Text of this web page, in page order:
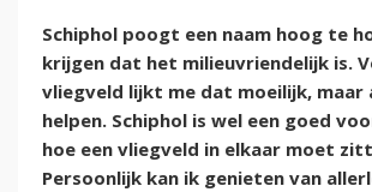
Schiphol poogt een naam hoog te
krijgen dat het milieuvriendelijk is.
vliegveld lijkt me dat moeilijk, maar
helpen. Schiphol is wel een goed
hoe een vliegveld in elkaar moet
Persoonlijk kan ik genieten van